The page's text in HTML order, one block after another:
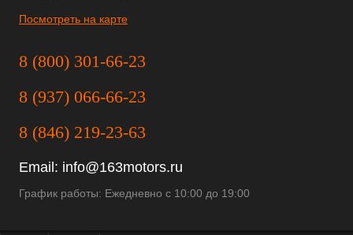
Посмотреть на карте
8 (800) 301-66-23
8 (937) 066-66-23
8 (846) 219-23-63
Email: info@163motors.ru
График работы: Ежедневно с 10:00 до 19:00